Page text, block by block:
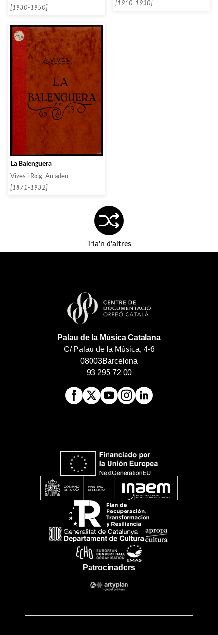
[1930-1950]
[1910-1930]
La Balenguera
Vives i Roig, Amadeu
[1871-1932]
Tria'n d'altres
Palau de la Música Catalana
C/ Palau de la Música, 4-6
08003Barcelona
93 295 72 00
Patrocinadors